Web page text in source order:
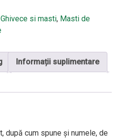
Ghivece si masti, Masti de
Informații suplimentare
după cum spune și numele, de